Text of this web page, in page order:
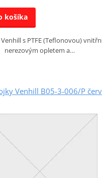
košíka
s PTFE (Teflonovou)
nerezovým opletem a…
Venhill B05-3-006/P